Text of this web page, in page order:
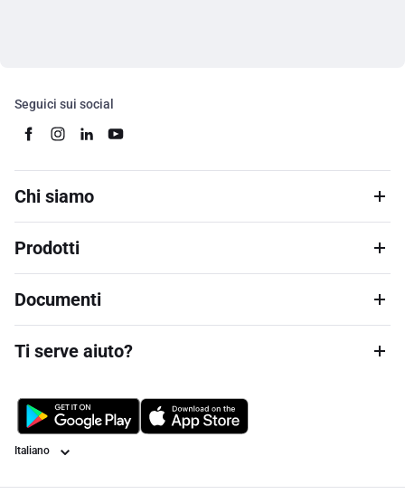
Seguici sui social
Chi siamo
Prodotti
Documenti
Ti serve aiuto?
Lingua